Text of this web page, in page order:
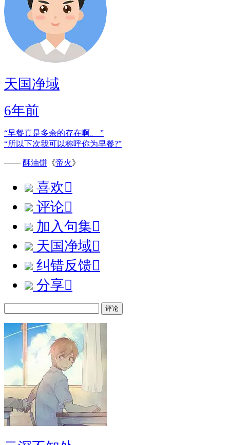
天国净域
6年前
“早餐真是多余的存在啊。 ”
“所以下次我可以称呼你为早餐?”
—— 酥油饼 《帝火》
喜欢
评论
加入句集
天国净域
纠错反馈
分享
评论